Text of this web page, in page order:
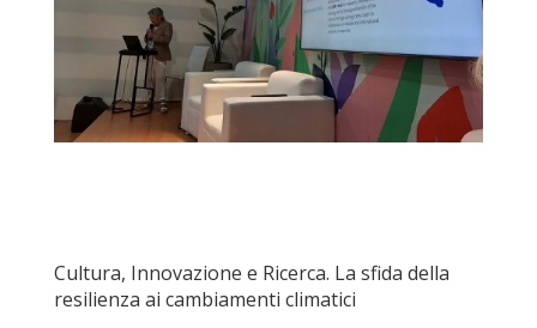
Cultura, Innovazione e Ricerca. La sfida della
resilienza ai cambiamenti climatici